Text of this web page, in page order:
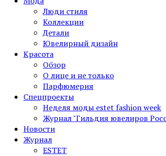
Люди стиля
Коллекции
Детали
Ювелирный дизайн
Красота
Обзор
О лице и не только
Парфюмерия
Спецпроекты
Неделя моды estet fashion week
Журнал "Гильдия ювелиров
Новости
Журнал
ESTET